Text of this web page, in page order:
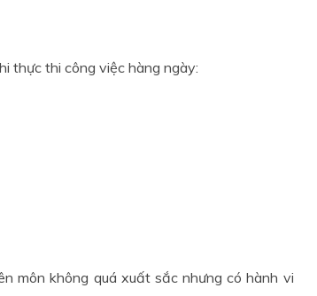
thực thi công việc hàng ngày:
môn không quá xuất sắc nhưng có hành vi